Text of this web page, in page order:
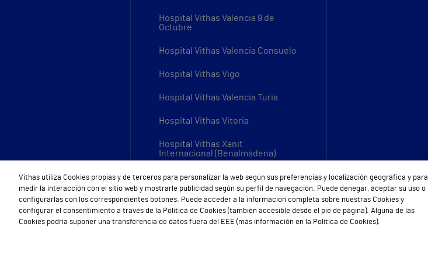
Hospital Vithas Valencia 9 de
Octubre
Hospital Vithas Valencia Consuelo
Hospital Vithas Vigo
Hospital Vithas Valencia Turia
Hospital Vithas Vitoria
Hospital Vithas Xanit
Internacional (Benalmádena)
Todos los centros Vithas
Vithas utiliza Cookies propias y de terceros para personalizar la web según sus preferencias y localización geográfica y para
medir la interacción con el sitio web y mostrarle publicidad según su perfil de navegación. Puede denegar, aceptar su uso o
configurarlas con los correspondientes botones. Puede acceder a la información completa sobre nuestras Cookies y
configurar el consentimiento a través de la Política de Cookies (también accesible desde el pie de página). Alguna de las
Cookies podría suponer una transferencia de datos fuera del EEE (más información en la Política de Cookies).